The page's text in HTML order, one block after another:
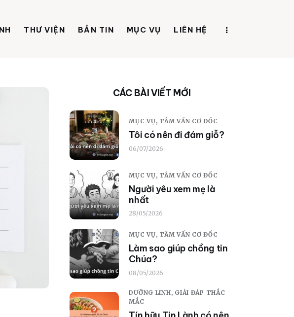
THƯ VIỆN BẢN TIN MỤC VỤ LIÊN HỆ
CÁC BÀI VIẾT MỚI
MỤC VỤ, TÂM VẤN CƠ ĐỐC
Tôi có nên đi đám giỗ?
06/07/2026
MỤC VỤ, TÂM VẤN CƠ ĐỐC
Người yêu xem mẹ là
nhất
28/05/2026
MỤC VỤ, TÂM VẤN CƠ ĐỐC
Làm sao giúp chồng tin
Chúa?
08/05/2026
DƯỠNG LINH, GIẢI ĐÁP THẮC
MẮC